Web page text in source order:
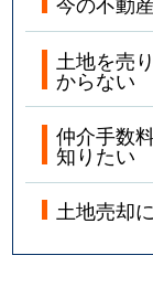
土地を売
からない
仲介手数
知りたい
土地売却